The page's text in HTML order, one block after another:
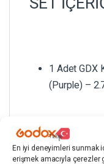
En iyi deneyimleri sunmak
erişmek amacıyla çerezler
1 Adet GDX
(Purple) –
TEKNİK